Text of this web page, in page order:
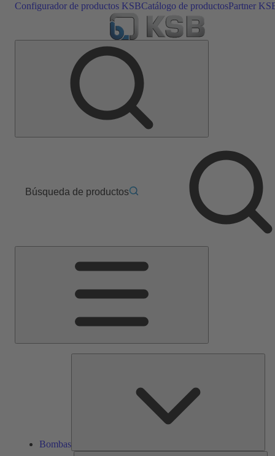
Configurador de productos KSBCatálogo de productosPartner
Búsqueda de productos
Bombas